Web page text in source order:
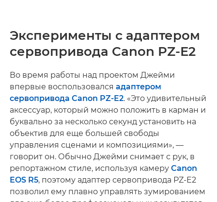
Эксперименты с адаптером
сервопривода Canon PZ-E2
Во время работы над проектом Джейми
впервые воспользовался адаптером
сервопривода Canon PZ-E2. «Это удивительный
аксессуар, который можно положить в карман и
буквально за несколько секунд установить на
объектив для еще большей свободы
управления сценами и композициями», —
говорит он. Обычно Джейми снимает с рук, в
репортажном стиле, используя камеру Canon
EOS R5, поэтому адаптер сервопривода PZ-E2
позволил ему плавно управлять зумированием